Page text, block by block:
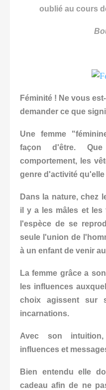
oublié au cours
Féminité ! Ne vous
demander ce que
Une femme
façon d'être.
comportement, les
genre d'activité
Dans la nature, chez
il y a les mâles et les
l'espèce de se
seule l'union de
à un enfant de venir
La femme grâce a
les influences
choix agissent sur
incarnations.
Avec son
influences et
Bien entendu elle
cadeau afin de ne